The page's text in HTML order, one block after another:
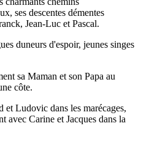
ses descentes démentes
Jean-Luc et Pascal.
duneurs d'espoir, jeunes singes
sa Maman et son Papa au
côte.
et Ludovic dans les marécages,
avec Carine et Jacques dans la